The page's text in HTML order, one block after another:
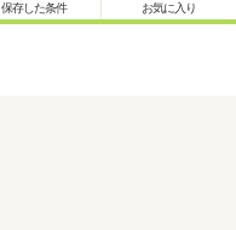
保存した条件 お気に入り